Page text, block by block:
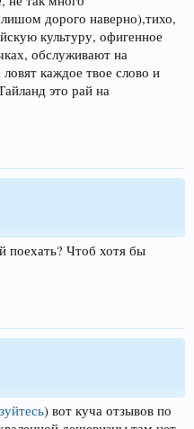
дорого наверно),тихо,
культуру, офигенное
обслуживают на
ловят каждое твое слово и
это рай на
поехать? Чтоб хотя бы
) вот куча отзывов по